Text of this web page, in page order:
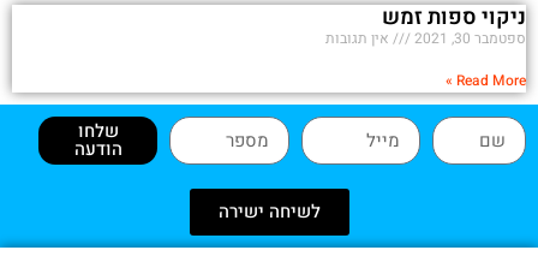
ניקוי ספות זמש
ספטמבר 30, 2021
אין תגובות
Read More »
שלחו
הודעה
לשיחה ישירה